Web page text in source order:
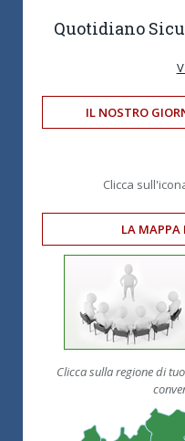
Quotidiano
IL NOSTRO
Clicca
LA MAPPA
Clicca sulla regione di